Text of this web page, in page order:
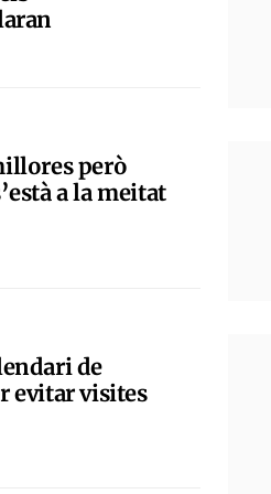
però
a la meitat
de
evitar visites